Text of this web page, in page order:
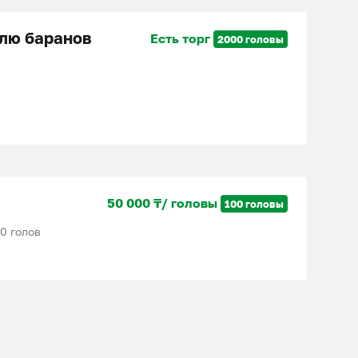
баранов Есть торг 2000 головы
50 000 ₸/ головы 100 головы
голов